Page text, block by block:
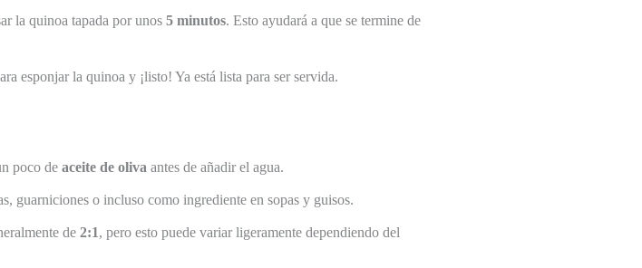
la quinoa tapada por unos 5 minutos. Esto ayudará a que se termine de
esponjar la quinoa y ¡listo! Ya está lista para ser servida.
poco de aceite de oliva antes de añadir el agua.
guarniciones o incluso como ingrediente en sopas y guisos.
de 2:1, pero esto puede variar ligeramente dependiendo del